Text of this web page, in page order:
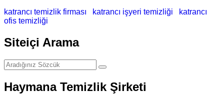
katrancı temizlik firması
katrancı işyeri temizliği
katrancı
ofis temizliği
Siteiçi Arama
Haymana Temizlik Şirketi